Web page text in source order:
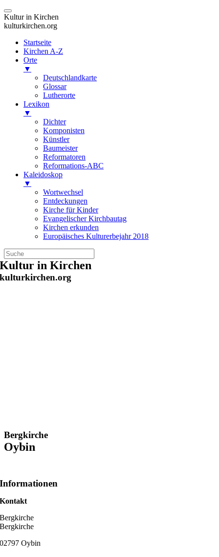
Kultur in Kirchen
kulturkirchen.org
Startseite
Kirchen A-Z
Orte
▼
Deutschlandkarte
Glossar
Lutherorte
Lexikon
▼
Dichter
Komponisten
Künstler
Baumeister
Reformatoren
Reformations-ABC
Kaleidoskop
▼
Wortwechsel
Entdeckungen
Kirche für Kinder
Evangelischer Kirchbautag
Kirchen erkunden
Europäisches Kulturerbejahr 2018
Zum
Inhalt
springen
Kultur in Kirchen
kulturkirchen.org
Bergkirche
Oybin
Informationen
Kontakt
Bergkirche
Bergkirche
02797 Oybin